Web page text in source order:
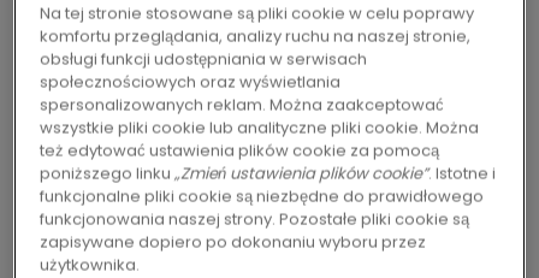
POZNAJ PANELE LAMINOWANE
CIEMNE
Na tej stronie stosowane są pliki cookie w celu poprawy
komfortu przeglądania, analizy ruchu na naszej stronie,
obsługi funkcji udostępniania w serwisach
społecznościowych oraz wyświetlania
spersonalizowanych reklam. Można zaakceptować
wszystkie pliki cookie lub analityczne pliki cookie. Można
też edytować ustawienia plików cookie za pomocą
poniższego linku„Zmień ustawienia plików cookie”. Istotne i
funkcjonalne pliki cookie są niezbędne do prawidłowego
funkcjonowania naszej strony. Pozostałe pliki cookie są
zapisywane dopiero po dokonaniu wyboru przez
użytkownika.